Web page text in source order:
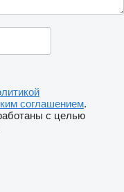
соглашением.
с целью